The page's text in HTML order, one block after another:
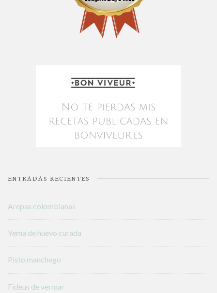
ENTRADAS RECIENTES
Arepas colombianas
Yema de huevo curada
Pisto manchego
Fideus de vermar